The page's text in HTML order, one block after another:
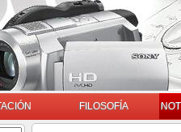
FILOSOFÍA